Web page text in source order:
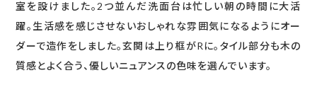
室を設けました。2つ並んだ洗面台は忙しい朝の時間に大活
躍。生活感を感じさせないおしゃれな雰囲気になるようにオー
ダーで造作をしました。玄関は上り框がRに。タイル部分も木の
質感とよく合う、優しいニュアンスの色味を選んでいます。